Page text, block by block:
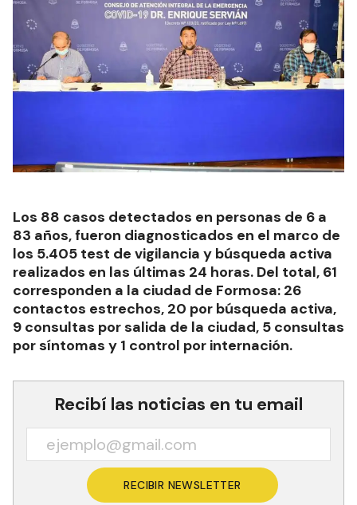
Los 88 casos detectados en personas de 6 a
83 años, fueron diagnosticados en el marco de
los 5.405 test de vigilancia y búsqueda activa
realizados en las últimas 24 horas. Del total, 61
corresponden a la ciudad de Formosa: 26
contactos estrechos, 20 por búsqueda activa,
9 consultas por salida de la ciudad, 5 consultas
por síntomas y 1 control por internación.
Recibí las noticias en tu email
RECIBIR NEWSLETTER